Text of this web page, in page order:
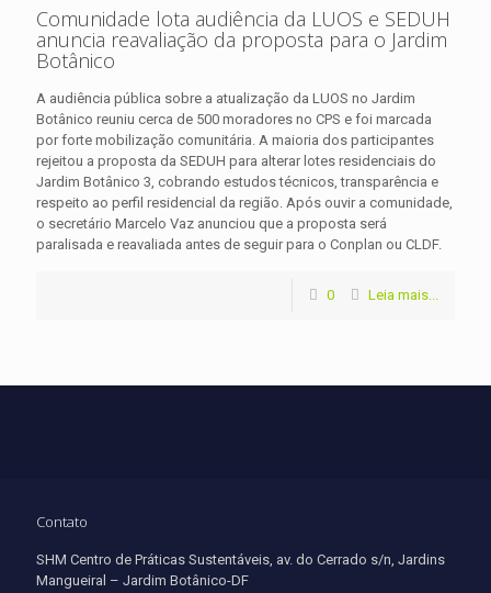
Comunidade lota audiência da LUOS e SEDUH
anuncia reavaliação da proposta para o Jardim
Botânico
A audiência pública sobre a atualização da LUOS no Jardim
Botânico reuniu cerca de 500 moradores no CPS e foi marcada
por forte mobilização comunitária. A maioria dos participantes
rejeitou a proposta da SEDUH para alterar lotes residenciais do
Jardim Botânico 3, cobrando estudos técnicos, transparência e
respeito ao perfil residencial da região. Após ouvir a comunidade,
o secretário Marcelo Vaz anunciou que a proposta será
paralisada e reavaliada antes de seguir para o Conplan ou CLDF.
0 Leia mais...
Contato
SHM Centro de Práticas Sustentáveis, av. do Cerrado s/n, Jardins
Mangueiral – Jardim Botânico-DF